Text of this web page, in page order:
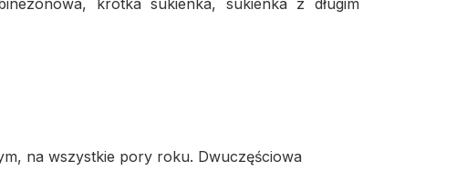
na wszystkie pory roku. Dwuczęściowa